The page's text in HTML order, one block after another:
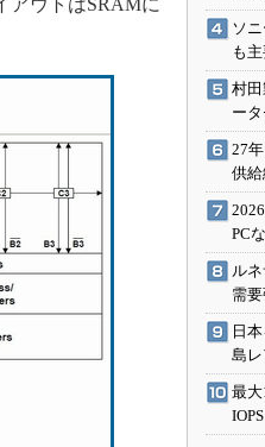
アウトはSRAMに
ソ
も
村
ー
27
供
PC
ル
需
日
島
最